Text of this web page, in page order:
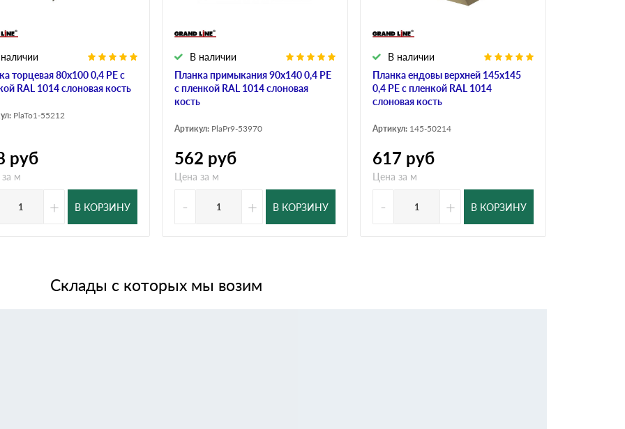
торцевая 80х100 0,4 PE с
RAL 1014 слоновая кость
PlaTo1-55212
руб
м
+ В КОРЗИНУ
Планка примыкания 90х140 0,4 PE
с пленкой RAL 1014 слоновая
кость
В наличии
Артикул: PlaPr9-53970
562 руб
Цена за м
- + В КОРЗИНУ
Планка ендовы верхней 145х145
0,4 PE с пленкой RAL 1014
слоновая кость
В наличии
Артикул: 145-50214
617 руб
Цена за м
- + В КОРЗИНУ
Склады с которых мы возим